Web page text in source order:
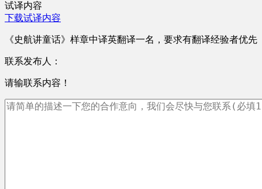
试译内容
下载试译内容
《史航讲童话》样章中译英翻译一名，要求有翻译经验者优先
联系发布人：
请输联系内容！